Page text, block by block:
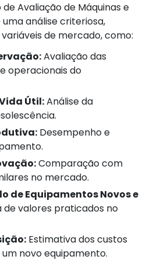
Avaliação de Máquinas e
análise criteriosa,
de mercado, como:
Avaliação das
operacionais do
Útil:Análise da
Desempenho e
Comparação com
no mercado.
de Equipamentos Novos e
de valores praticados no
Estimativa dos custos
novo equipamento.